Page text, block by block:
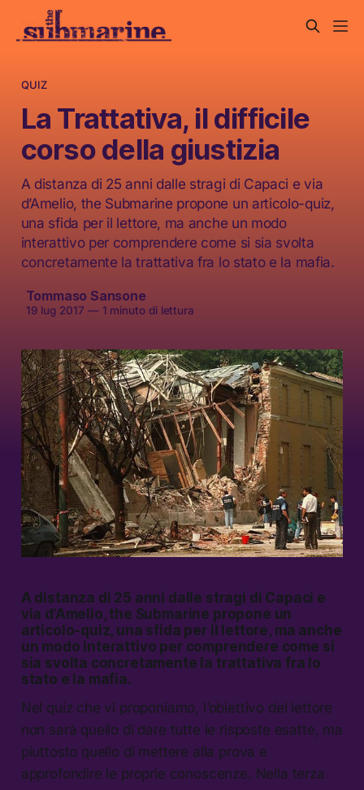
QUIZ
La Trattativa, il difficile
corso della giustizia
A distanza di 25 anni dalle stragi di Capaci e via
d’Amelio, the Submarine propone un articolo-quiz,
una sfida per il lettore, ma anche un modo
interattivo per comprendere come si sia svolta
concretamente la trattativa fra lo stato e la mafia.
Tommaso Sansone
19 lug 2017 —1 minuto di lettura
A distanza di 25 anni dalle stragi di Capaci e
via d’Amelio, the Submarine propone un
articolo-quiz, una sfida per il lettore, ma anche
un modo interattivo per comprendere come si
sia svolta concretamente la trattativa fra lo
stato e la mafia.
Nel quiz che vi proponiamo, l’obiettivo del lettore
non sarà quello di dare tutte le risposte esatte, ma
piuttosto quello di mettere alla prova e
approfondire le proprie conoscenze. Nella terza